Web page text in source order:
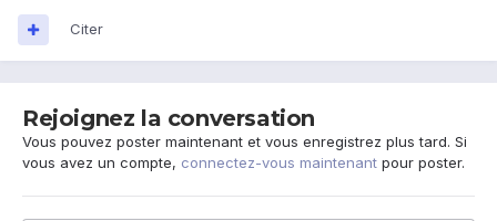
Citer
Rejoignez la conversation
Vous pouvez poster maintenant et vous enregistrez plus tard. Si
vous avez un compte, connectez-vous maintenant pour poster.